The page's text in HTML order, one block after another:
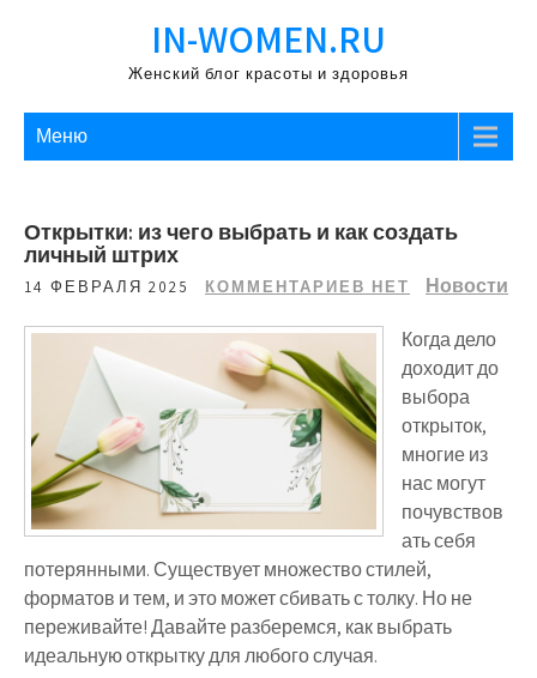
IN-WOMEN.RU
Женский блог красоты и здоровья
Меню
Открытки: из чего выбрать и как создать
личный штрих
14 ФЕВРАЛЯ 2025 КОММЕНТАРИЕВ НЕТ Новости
Когда дело
доходит до
выбора
открыток,
многие из
нас могут
почувствов
ать себя
потерянными. Существует множество стилей,
форматов и тем, и это может сбивать с толку. Но не
переживайте! Давайте разберемся, как выбрать
идеальную открытку для любого случая.